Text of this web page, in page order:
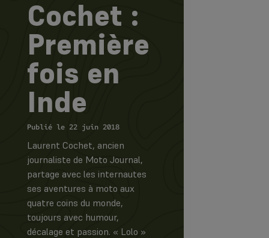
Cochet :
Première
fois en
Inde
Publié le 22 juin 2018
Laurent Cochet, ancien
journaliste de Moto Journal,
partage avec les internautes
ses aventures à moto aux
quatre coins du monde,
toujours avec humour,
décalage et passion. « Lolo »